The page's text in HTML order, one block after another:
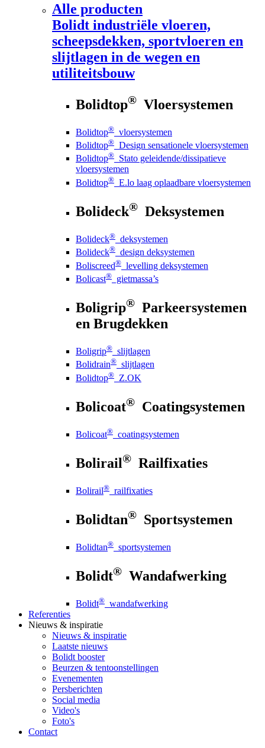
Alle producten
Bolidt industriële vloeren,
scheepsdekken, sportvloeren en
slijtlagen in de wegen en
utiliteitsbouw
Bolidtop® Vloersystemen
Bolidtop® vloersystemen
Bolidtop® Design sensationele vloersystemen
Bolidtop® Stato geleidende/dissipatieve
vloersystemen
Bolidtop® E.lo laag oplaadbare vloersystemen
Bolideck® Deksystemen
Bolideck® deksystemen
Bolideck® design deksystemen
Boliscreed® levelling deksystemen
Bolicast® gietmassa’s
Boligrip® Parkeersystemen
en Brugdekken
Boligrip® slijtlagen
Bolidrain® slijtlagen
Bolidtop® Z.OK
Bolicoat® Coatingsystemen
Bolicoat® coatingsystemen
Bolirail® Railfixaties
Bolirail® railfixaties
Bolidtan® Sportsystemen
Bolidtan® sportsystemen
Bolidt® Wandafwerking
Bolidt® wandafwerking
Referenties
Nieuws & inspiratie
Nieuws & inspiratie
Laatste nieuws
Bolidt booster
Beurzen & tentoonstellingen
Evenementen
Persberichten
Social media
Video's
Foto's
Contact